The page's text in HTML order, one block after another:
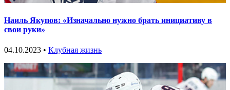
Наиль Якупов: «Изначально нужно брать инициативу в
свои руки»
04.10.2023 • Клубная жизнь